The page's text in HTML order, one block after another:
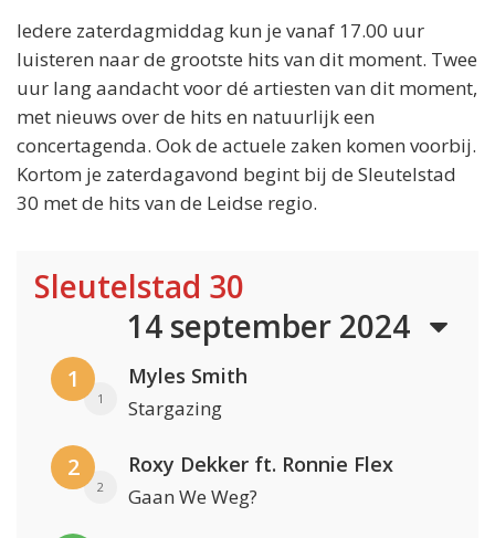
Iedere zaterdagmiddag kun je vanaf 17.00 uur
luisteren naar de grootste hits van dit moment. Twee
uur lang aandacht voor dé artiesten van dit moment,
met nieuws over de hits en natuurlijk een
concertagenda. Ook de actuele zaken komen voorbij.
Kortom je zaterdagavond begint bij de Sleutelstad
30 met de hits van de Leidse regio.
Sleutelstad 30
14 september 2024
1
1
Myles Smith
Stargazing
2
2
Roxy Dekker ft. Ronnie Flex
Gaan We Weg?